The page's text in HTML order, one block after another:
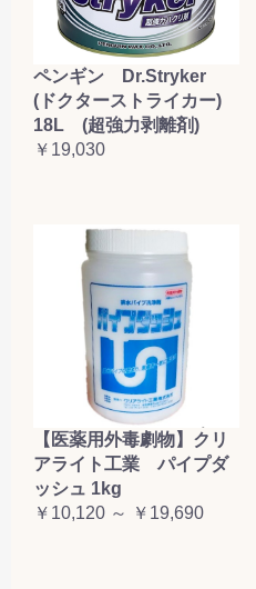
ペンギン Dr.Stryker
(ドクターストライカー)
18L (超強力剥離剤)
￥19,030
【医薬用外毒劇物】クリ
アライト工業 パイプダ
ッシュ 1kg
￥10,120 ～ ￥19,690